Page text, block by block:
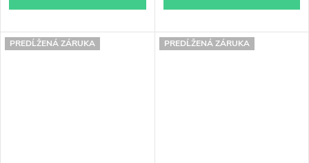
PREDĹŽENÁ ZÁRUKA PREDĹŽENÁ ZÁRUKA